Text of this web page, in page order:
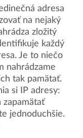
adresa
na nejaký
zložitý
každý
Je to niečo
nahrádzame
tak pamätať.
si IP adresy:
zapamätať
jednoduchšie.